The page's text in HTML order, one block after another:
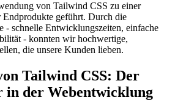
von Tailwind CSS zu einer
Endprodukte geführt. Durch die
- schnelle Entwicklungszeiten, einfache
- konnten wir hochwertige,
die unsere Kunden lieben.
Tailwind CSS: Der
in der Webentwicklung